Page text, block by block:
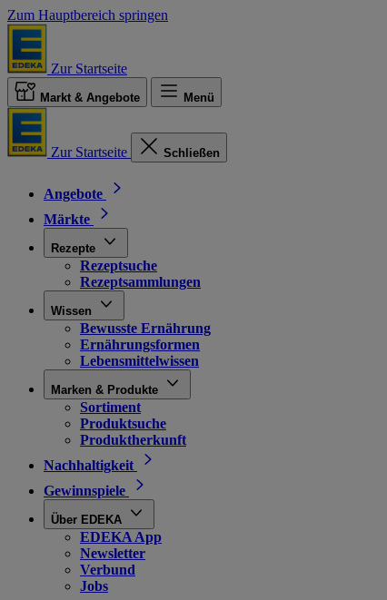
Zum Hauptbereich springen
Zur Startseite
Markt & Angebote Menü
Zur Startseite Schließen
Angebote
Märkte
Rezepte
Rezeptsuche
Rezeptsammlungen
Wissen
Bewusste Ernährung
Ernährungsformen
Lebensmittelwissen
Marken & Produkte
Sortiment
Produktsuche
Produktherkunft
Nachhaltigkeit
Gewinnspiele
Über EDEKA
EDEKA App
Newsletter
Verbund
Jobs